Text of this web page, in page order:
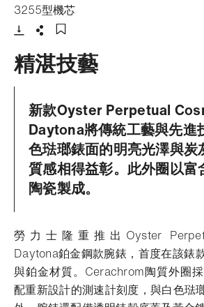
3255型機芯- 打開lightbox
精湛技藝
新款Oyster Perpetual
Daytona將傳統工藝與先進
色琺瑯錶面的明亮光澤與炭
質感相得益彰。此外圈以富
陶瓷製成。
勞力士隆重推出Oyster
Daytona鉑金鋼款腕錶，首度在該錶
與鉑金材質。Cerachrom陶質外圈
配重新設計的測速計刻度，與白色琺